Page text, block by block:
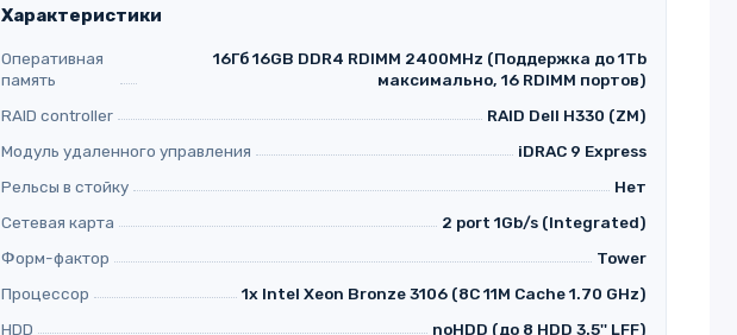
Характеристики
Оперативная
память
16Гб 16GB DDR4 RDIMM 2400MHz (Поддержка до 1Tb
максимально, 16 RDIMM портов)
RAID controller
RAID Dell H330 (ZM)
Модуль удаленного управления
iDRAC 9 Express
Рельсы в стойку
Нет
Сетевая карта
2 port 1Gb/s (Integrated)
Форм-фактор
Tower
Процессор
1x Intel Xeon Bronze 3106 (8C 11M Cache 1.70 GHz)
HDD
noHDD (до 8 HDD 3.5'' LFF)